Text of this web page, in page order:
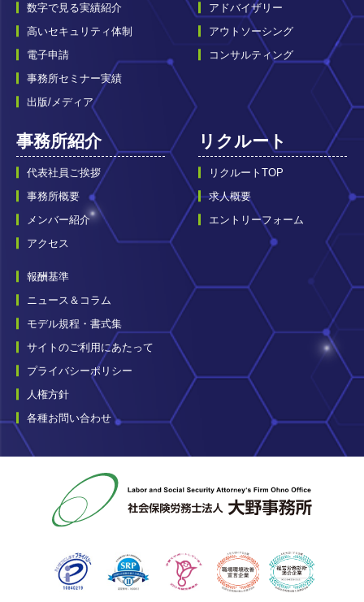
数字で見る実績紹介
高いセキュリティ体制
電子申請
事務所セミナー実績
出版/メディア
アドバイザリー
アウトソーシング
コンサルティング
事務所紹介
代表社員ご挨拶
事務所概要
メンバー紹介
アクセス
リクルート
リクルートTOP
求人概要
エントリーフォーム
報酬基準
ニュース＆コラム
モデル規程・書式集
サイトのご利用にあたって
プライバシーポリシー
人権方針
各種お問い合わせ